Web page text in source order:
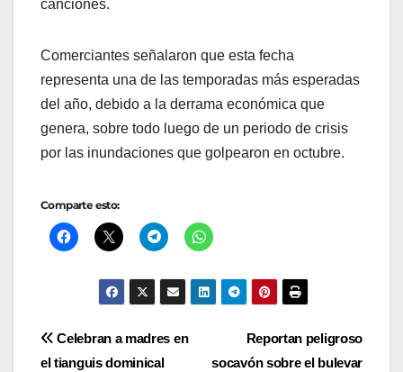
canciones.
Comerciantes señalaron que esta fecha
representa una de las temporadas más esperadas
del año, debido a la derrama económica que
genera, sobre todo luego de un periodo de crisis
por las inundaciones que golpearon en octubre.
Comparte esto:
Navegación
Reportan peligroso
socavón sobre el bulevar
Celebran a madres en
el tianguis dominical